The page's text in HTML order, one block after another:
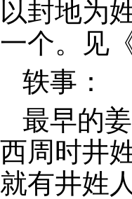
以封地为
一个。见
轶事：
最早的
西周时井
就有井姓